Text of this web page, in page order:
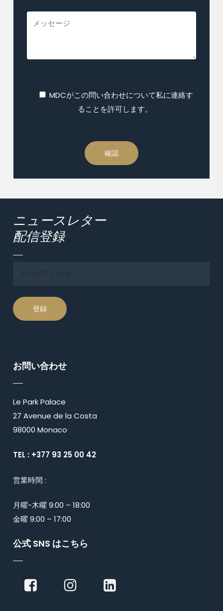
MDCがこの問い合わせについて私に連絡す
ることを許可します。
ニュースレター
配信登録
お問い合わせ
Le Park Palace
27 Avenue de la Costa
98000 Monaco
TEL : +377 93 25 00 42
営業時間 :
月曜-木曜 9:00 – 18:00
金曜 9:00 – 17:00
公式 SNS はこちら